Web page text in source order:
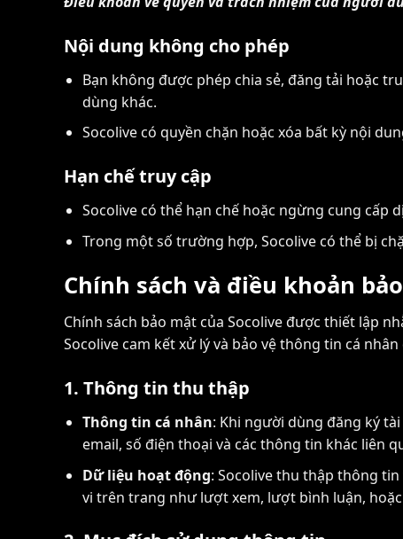
Nội dung không cho phép
Bạn không được phép chia sẻ, đăng tải hoặc
dùng khác.
Socolive có quyền chặn hoặc xóa bất kỳ nội
Hạn chế truy cập
Socolive có thể hạn chế hoặc ngừng cung cấp
Trong một số trường hợp, Socolive có thể bị
Chính sách và điều khoản
Chính sách bảo mật của Socolive được thiết lập
Socolive cam kết xử lý và bảo vệ thông tin cá
1. Thông tin thu thập
Thông tin cá nhân: Khi người dùng đăng ký
email, số điện thoại và các thông tin khác liên
Dữ liệu hoạt động: Socolive thu thập thông
vi trên trang như lượt xem, lượt bình luận,